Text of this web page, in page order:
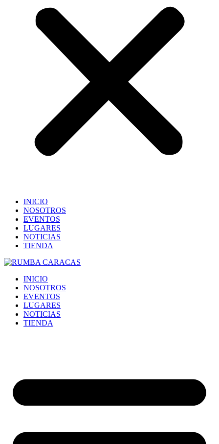
INICIO
NOSOTROS
EVENTOS
LUGARES
NOTICIAS
TIENDA
INICIO
NOSOTROS
EVENTOS
LUGARES
NOTICIAS
TIENDA